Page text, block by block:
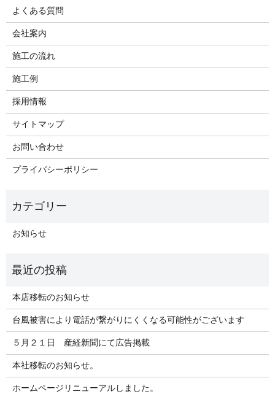
よくある質問
会社案内
施工の流れ
施工例
採用情報
サイトマップ
お問い合わせ
プライバシーポリシー
お知らせ
本店移転のお知らせ
台風被害により電話が繋がりにくくなる可能性がございます
５月２１日 産経新聞にて広告掲載
本社移転のお知らせ。
ホームページリニューアルしました。